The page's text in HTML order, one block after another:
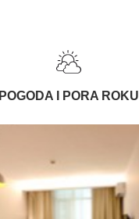
POGODA I PORA ROKU